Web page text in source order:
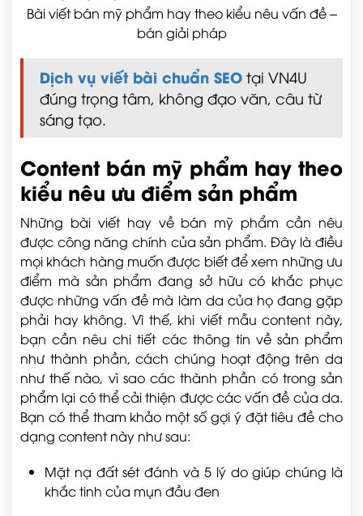
Bài viết bán mỹ phẩm hay theo kiểu nêu vấn đề –
bán giải pháp
Dịch vụ viết bài chuẩn SEO tại VN4U
đúng trọng tâm, không đạo văn, câu từ
sáng tạo.
Content bán mỹ phẩm hay theo
kiểu nêu ưu điểm sản phẩm
Những bài viết hay về bán mỹ phẩm cần nêu
được công năng chính của sản phẩm. Đây là điều
mọi khách hàng muốn được biết để xem những ưu
điểm mà sản phẩm đang sở hữu có khắc phục
được những vấn đề mà làm da của họ đang gặp
phải hay không. Vì thế, khi viết mẫu content này,
bạn cần nêu chi tiết các thông tin về sản phẩm
như thành phần, cách chúng hoạt động trên da
như thế nào, vì sao các thành phần có trong sản
phẩm lại có thể cải thiện được các vấn đề của da.
Bạn có thể tham khảo một số gợi ý đặt tiêu đề cho
dạng content này như sau:
Mặt nạ đất sét đánh và 5 lý do giúp chúng là
khắc tinh của mụn đầu đen